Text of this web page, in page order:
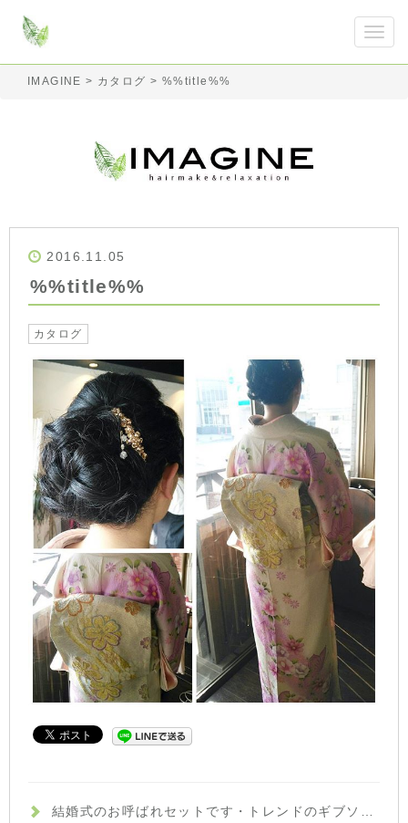
IMAGINE > カタログ > %%title%%
2016.11.05
%%title%%
カタログ
結婚式のお呼ばれセットです️・トレンドのギブソンタックで少しクラシカルな雰囲気に☆ハイトーンの髪色が、ほどよく軽さを出してくれています♪・サイドから作ったフィッシュボーンがさりげないポイントに・来月も、まだまだ結婚式シーズンが続いています。セットでお悩みの方は、何でもご相談下さいね！・イマジン富久山 山崎・#hair #hairstyle #fashion #makeup #beauty #hairarrange #ヘア #ファッション #メイクアップ #ビューティ #ヘアアレンジ #ヘアセット #ギブソンタック #フィッシュボーン #結婚式ヘアセット #お呼ばれヘア #福島 #郡山美容室 #富久山 #美容室イマジン #イマジンヘアー